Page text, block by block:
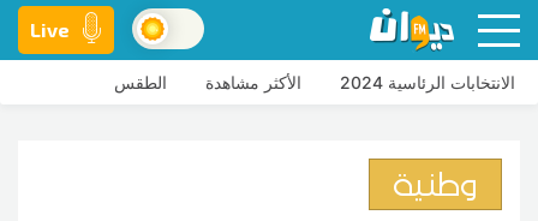
Live
الانتخابات الرئاسية 2024 الأكثر مشاهدة الطقس
وطنية